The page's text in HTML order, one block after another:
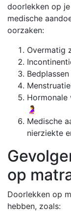
doorlekken op
medische
oorzaken:
Overmatig
Hormonale
🤰
Medische
nierziekte
op
Doorlekken op
hebben, zoals: